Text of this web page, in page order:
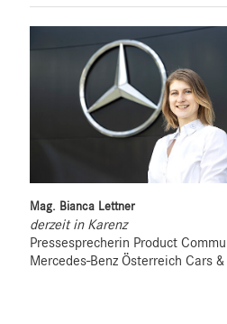
Mag. Bianca Lettner
derzeit in Karenz
Pressesprecherin Product
Mercedes-Benz Österreich Cars &